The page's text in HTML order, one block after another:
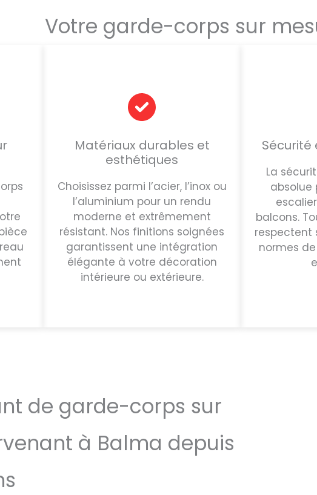
Votre garde-corps sur
Matériaux durables et
esthétiques
Choisissez parmi l’acier, l’inox ou
l’aluminium pour un rendu
moderne et extrêmement
résistant. Nos finitions soignées
garantissent une intégration
élégante à votre décoration
intérieure ou extérieure.
Sécurité
La
absolue
balcons.
respectent
normes
de garde-corps sur
à Balma depuis